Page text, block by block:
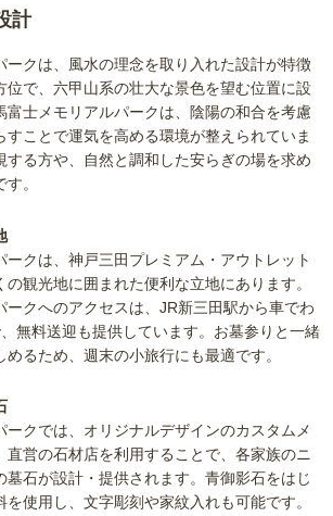
計
ークは、風水の理念を取り入れた設計が特徴
位で、六甲山系の壮大な景色を望む位置に設
富士メモリアルパークは、陰陽の和合を考慮
すことで運気を高める環境が整えられていま
する方や、自然と調和した安らぎの場を求め
。
ークは、神戸三田プレミアム・アウトレット
観光地に囲まれた便利な立地にあります。
ークへのアクセスは、JR新三田駅から車でわ
無料送迎も提供しています。お墓参りと一緒
るため、週末の小旅行にも最適です。
ークでは、オリジナルデザインのカスタムメ
直営の石材店を利用することで、各家族のニ
墓石が設計・提供されます。青御影石をはじ
使用し、文字彫刻や家紋入れも可能です。